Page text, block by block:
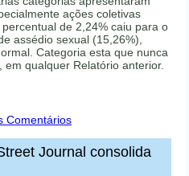
ações coletivas
percentual de 2,24% caiu para o
assédio sexual (15,26%),
Categoria esta que nunca
qualquer Relatório anterior.
Comentários
Journal consolida